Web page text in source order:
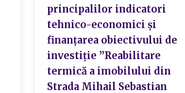
principalilor indicatori
tehnico-economici și
finanțarea obiectivului de
investiție ”Reabilitare
termică a imobilului din
Strada Mihail Sebastian